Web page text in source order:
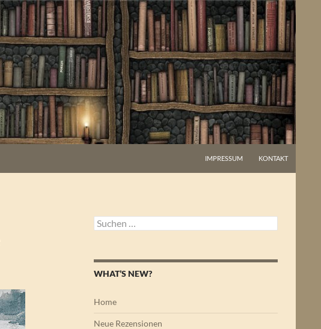
IMPRESSUM KONTAKT
Suchen
nach:
WHAT’S NEW?
Home
Neue Rezensionen